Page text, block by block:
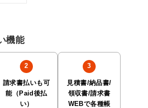
機能
請求書払いも可
能（Paid後払
い）
見積書/納品書/
領収書/請求書
WEBで各種帳